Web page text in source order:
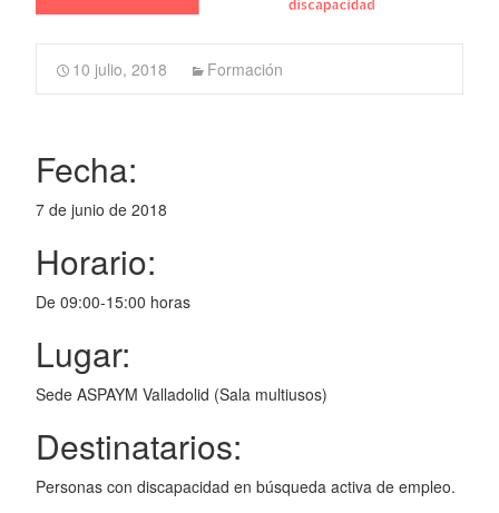
10 julio, 2018 Formación
Fecha:
7 de junio de 2018
Horario:
De 09:00-15:00 horas
Lugar:
Sede ASPAYM Valladolid (Sala multiusos)
Destinatarios:
Personas con discapacidad en búsqueda activa de empleo.